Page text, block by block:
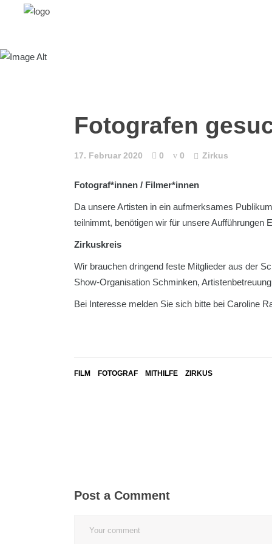
Fotografen
17. Februar 2020 0 0 Zirkus
Fotograf*innen / Filmer*innen
Da unsere Artisten in ein aufmerksames
teilnimmt, benötigen wir für unsere Aufführungen
Zirkuskreis
Wir brauchen dringend feste Mitglieder aus der
Show-Organisation Schminken,
Bei Interesse melden Sie sich bitte bei Caroline
FILM FOTOGRAF MITHILFE ZIRKUS
Post a Comment